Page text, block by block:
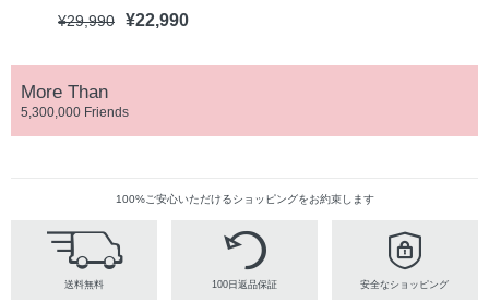
¥29,990 ¥22,990
More Than
5,300,000 Friends
100%ご安心いただけるショッピングをお約束します
送料無料 100日返品保証 安全なショッピング